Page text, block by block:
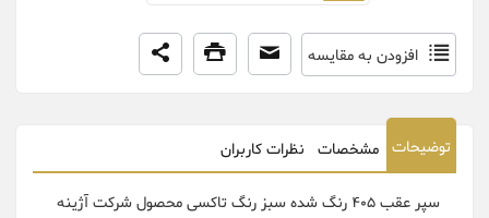
افزودن به مقایسه
توضیحات مشخصات نظرات کاربران
سپر عقب 405 رنگ شده سبز رنگ تاکسی محصول شرکت آژینه